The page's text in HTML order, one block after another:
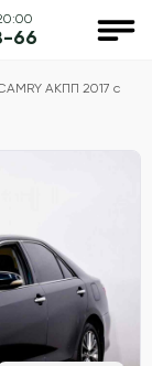
66
АКПП 2017 с